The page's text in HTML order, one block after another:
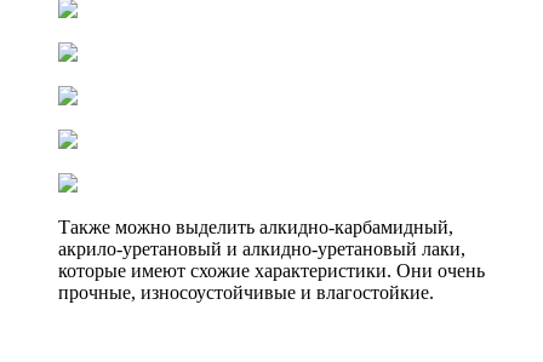
Также можно выделить алкидно-карбамидный,
акрило-уретановый и алкидно-уретановый лаки,
которые имеют схожие характеристики. Они очень
прочные, износоустойчивые и влагостойкие.